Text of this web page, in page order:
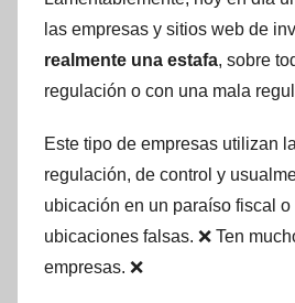
las empresas y sitios web de
realmente una estafa, sobre
regulación o con una mala
Este tipo de empresas utilizan
regulación, de control y
ubicación en un paraíso fiscal o
ubicaciones falsas. ❌ Ten
empresas. ❌